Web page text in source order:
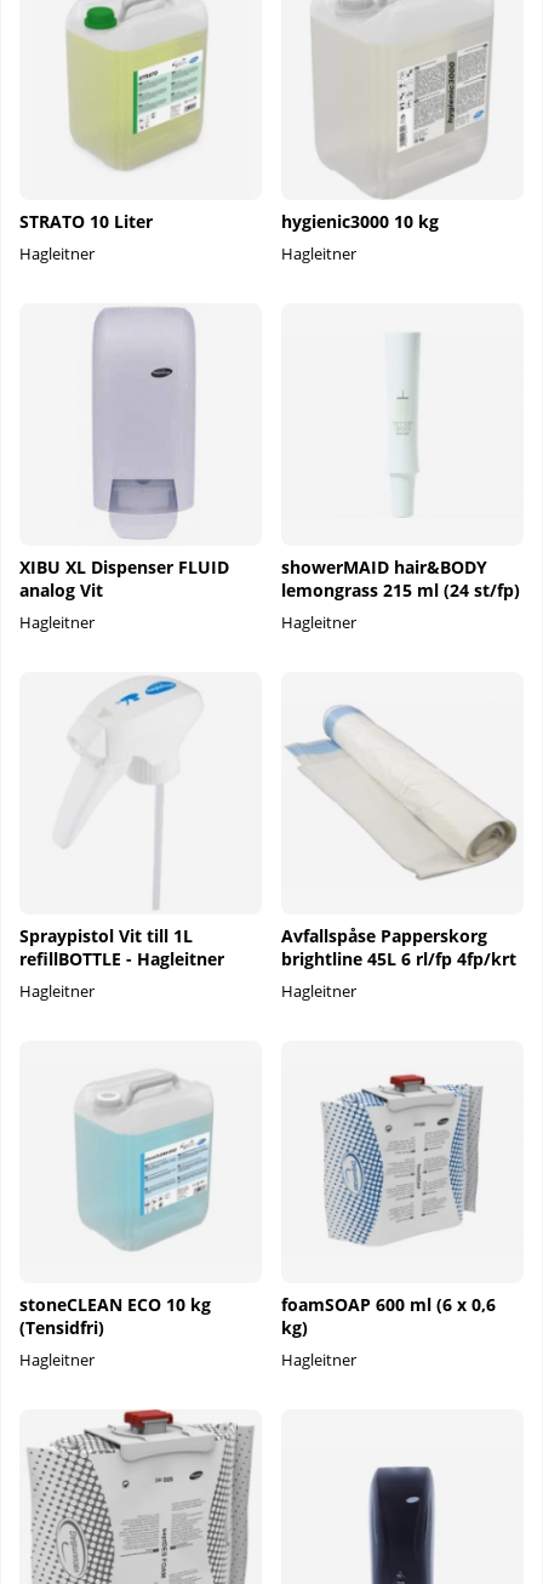
STRATO 10 Liter
Hagleitner
hygienic3000 10 kg
Hagleitner
XIBU XL Dispenser FLUID
analog Vit
Hagleitner
showerMAID hair&BODY
lemongrass 215 ml (24 st/fp)
Hagleitner
Spraypistol Vit till 1L
refillBOTTLE - Hagleitner
Hagleitner
Avfallspåse Papperskorg
brightline 45L 6 rl/fp 4fp/krt
Hagleitner
stoneCLEAN ECO 10 kg
(Tensidfri)
Hagleitner
foamSOAP 600 ml (6 x 0,6
kg)
Hagleitner